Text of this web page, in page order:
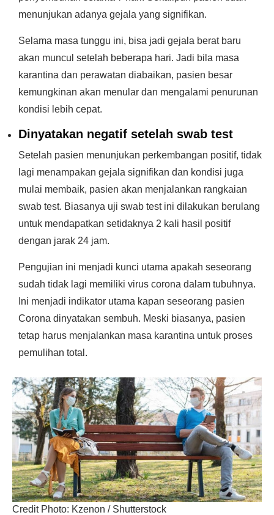
menunjukan adanya gejala yang signifikan.
Selama masa tunggu ini, bisa jadi gejala berat baru
akan muncul setelah beberapa hari. Jadi bila masa
karantina dan perawatan diabaikan, pasien besar
kemungkinan akan menular dan mengalami penurunan
kondisi lebih cepat.
Dinyatakan negatif setelah swab test
Setelah pasien menunjukan perkembangan positif, tidak
lagi menampakan gejala signifikan dan kondisi juga
mulai membaik, pasien akan menjalankan rangkaian
swab test. Biasanya uji swab test ini dilakukan berulang
untuk mendapatkan setidaknya 2 kali hasil positif
dengan jarak 24 jam.
Pengujian ini menjadi kunci utama apakah seseorang
sudah tidak lagi memiliki virus corona dalam tubuhnya.
Ini menjadi indikator utama kapan seseorang pasien
Corona dinyatakan sembuh. Meski biasanya, pasien
tetap harus menjalankan masa karantina untuk proses
pemulihan total.
Credit Photo: Kzenon / Shutterstock